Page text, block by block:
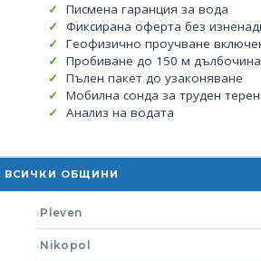
Писмена гаранция за вода
Фиксирана оферта без
Геофизично проучване
Пробиване до 150 м дълбочина
Пълен пакет до узаконяване
Мобилна сонда за труден терен
Анализ на водата
ВСИЧКИ ОБЩИНИ
Pleven
Nikopol